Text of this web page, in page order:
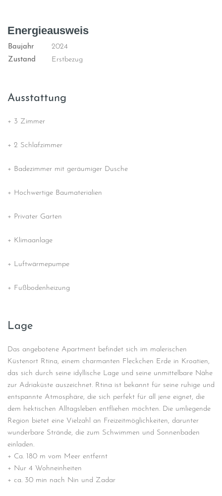
Energieausweis
Baujahr
2024
Zustand
Erstbezug
Ausstattung
+ 3 Zimmer
+ 2 Schlafzimmer
+ Badezimmer mit geräumiger Dusche
+ Hochwertige Baumaterialien
+ Privater Garten
+ Klimaanlage
+ Luftwärmepumpe
+ Fußbodenheizung
Lage
Das angebotene Apartment befindet sich im malerischen
Küstenort Rtina, einem charmanten Fleckchen Erde in Kroatien,
das sich durch seine idyllische Lage und seine unmittelbare Nähe
zur Adriaküste auszeichnet. Rtina ist bekannt für seine ruhige und
entspannte Atmosphäre, die sich perfekt für all jene eignet, die
dem hektischen Alltagsleben entfliehen möchten. Die umliegende
Region bietet eine Vielzahl an Freizeitmöglichkeiten, darunter
wunderbare Strände, die zum Schwimmen und Sonnenbaden
einladen.
+ Ca. 180 m vom Meer entfernt
+ Nur 4 Wohneinheiten
+ ca. 30 min nach Nin und Zadar